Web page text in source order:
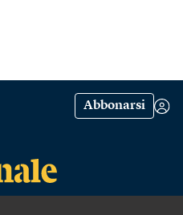
Abbonarsi